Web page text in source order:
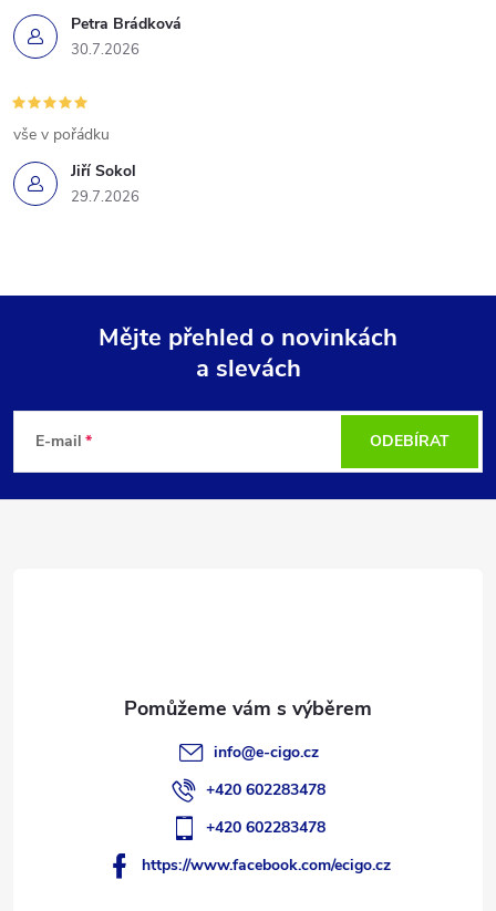
Petra Brádková
30.7.2026
Jiří Sokol
29.7.2026
vše v pořádku
p
Mějte přehled o novinkách
a slevách
E-mail ODEBÍRAT
info@e-cigo.cz
+420 602283478
+420 602283478
https://www.facebook.com/ecigo.cz